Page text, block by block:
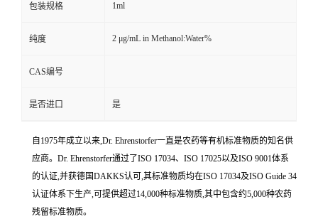
包装规格 1ml
纯度 2 μg/mL in Methanol:Water%
CAS编号
是否进口 是
自1975年成立以来,Dr. Ehrenstorfer一直是农药等有机标准物质的知名供
应商。Dr. Ehrenstorfer通过了ISO 17034、ISO 17025以及ISO 9001体系
的认证,并获德国DAKKS认可,其标准物质均在ISO 17034及ISO Guide 34
认证体系下生产,可提供超过14,000种标准物质,其中包含约5,000种农药
残留标准物质。